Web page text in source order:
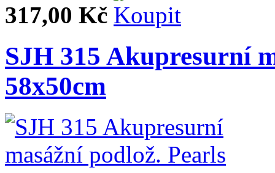
317,00 Kč
SJH 315 Akupresurní
58x50cm